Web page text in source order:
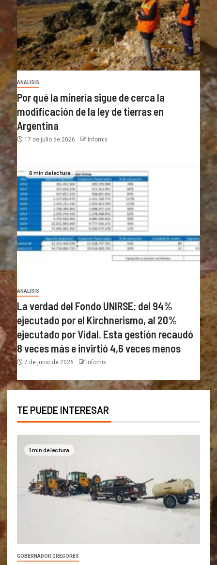
ANALISIS
Por qué la minería sigue de cerca la
modificación de la ley de tierras en
Argentina
17 de julio de 2026 Infomix
6 min de lectura
ANALISIS
La verdad del Fondo UNIRSE: del 94%
ejecutado por el Kirchnerismo, al 20%
ejecutado por Vidal. Esta gestión recaudó
8 veces más e invirtió 4,6 veces menos
7 de junio de 2026 Infomix
TE PUEDE INTERESAR
1 min de lectura
GOBERNADOR GREGORES